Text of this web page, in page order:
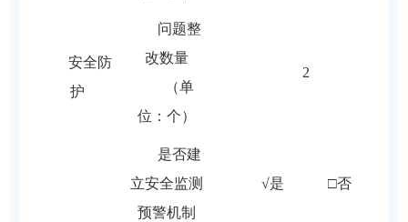
安全防
护
问题整
改数量
（单
位：个）
2
是否建
立安全监测
预警机制
√是 □否